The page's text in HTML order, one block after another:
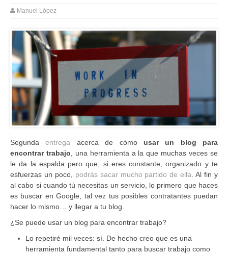
Manuel López
Segundaentrega acerca de cómo usar un blog para
encontrar trabajo , una herramienta a la que muchas veces se
le da la espalda pero que, si eres constante, organizado y te
esfuerzas un poco, podrás sacar mucho partido de ella . Al fin y
al cabo si cuando tú necesitas un servicio, lo primero que haces
es buscar en Google, tal vez tus posibles contratantes puedan
hacer lo mismo… y llegar a tu blog.
¿Se puede usar un blog para encontrar trabajo?
Lo repetiré mil veces: sí. De hecho creo que es una
herramienta fundamental tanto para buscar trabajo como